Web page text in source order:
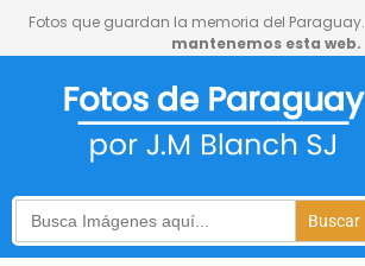
Fotos que guardan la memoria del Paraguay.
mantenemos esta web.
Search
for: